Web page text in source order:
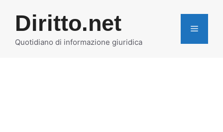
contenuto
Diritto.net
Quotidiano di informazione giuridica
MENU